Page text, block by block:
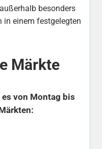
besonders
in einem festgelegten
Märkte
es von Montag bis